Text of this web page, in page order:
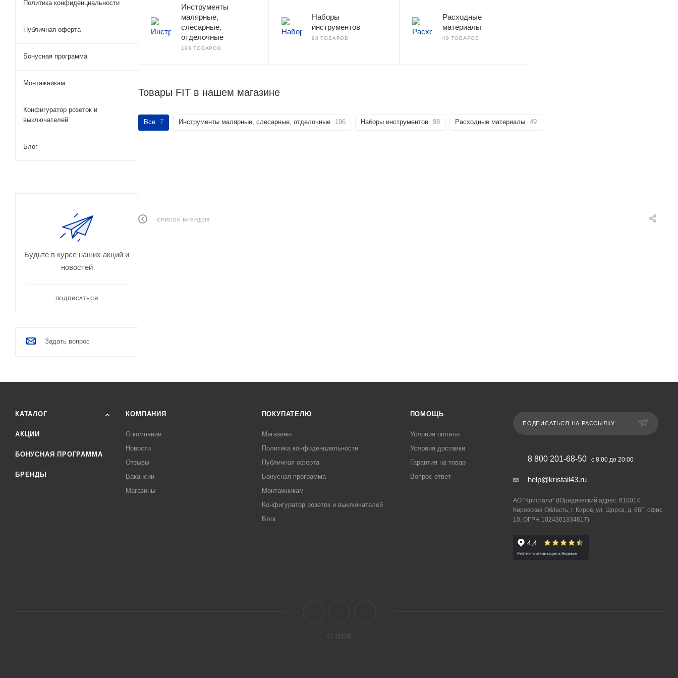
Инструменты
малярные,
слесарные,
отделочные
196 ТОВАРОВ
Наборы
инструментов
98 ТОВАРОВ
Расходные
материалы
49 ТОВАРОВ
Товары FIT в нашем магазине
Все 7 Инструменты малярные, слесарные, отделочные 196 Наборы инструментов 98 Расходные материалы 49
СПИСОК БРЕНДОВ
Политика конфиденциальности
Публичная оферта
Бонусная программа
Монтажникам
Конфигуратор розеток и
выключателей
Блог
Будьте в курсе наших акций и
новостей
ПОДПИСАТЬСЯ
Задать вопрос
КАТАЛОГ
АКЦИИ
БОНУСНАЯ ПРОГРАММА
БРЕНДЫ
КОМПАНИЯ
О компании
Новости
Отзывы
Вакансии
Магазины
ПОКУПАТЕЛЮ
Магазины
Политика конфиденциальности
Публичная оферта
Бонусная программа
Монтажникам
Конфигуратор розеток и выключателей
Блог
ПОМОЩЬ
Условия оплаты
Условия доставки
Гарантия на товар
Вопрос-ответ
ПОДПИСАТЬСЯ НА РАССЫЛКУ
8 800 201-68-50 с 8:00 до 20:00
help@kristall43.ru
АО "Кристалл" (Юридический адрес: 610014,
Кировская Область, г. Киров, ул. Щорса, д. 68Г, офис
10, ОГРН 1024301334617)
© 2026